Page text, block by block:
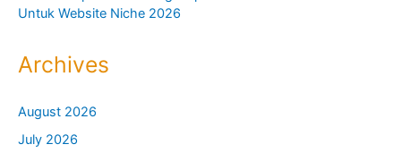
Untuk Website Niche 2026
Archives
August 2026
July 2026